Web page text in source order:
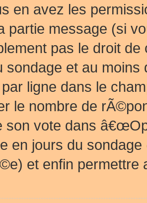
en avez les
partie message (si
pas le droit
sondage et au
ligne dans le
le nombre de
son vote dans
en jours du
et enfin permettre